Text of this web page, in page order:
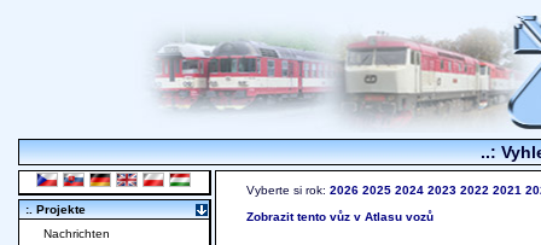
..:
Vyberte si rok: 2026 2025 2024 2023 2022 2021
Zobrazit tento vůz v Atlasu vozů
:. Projekte
Nachrichten